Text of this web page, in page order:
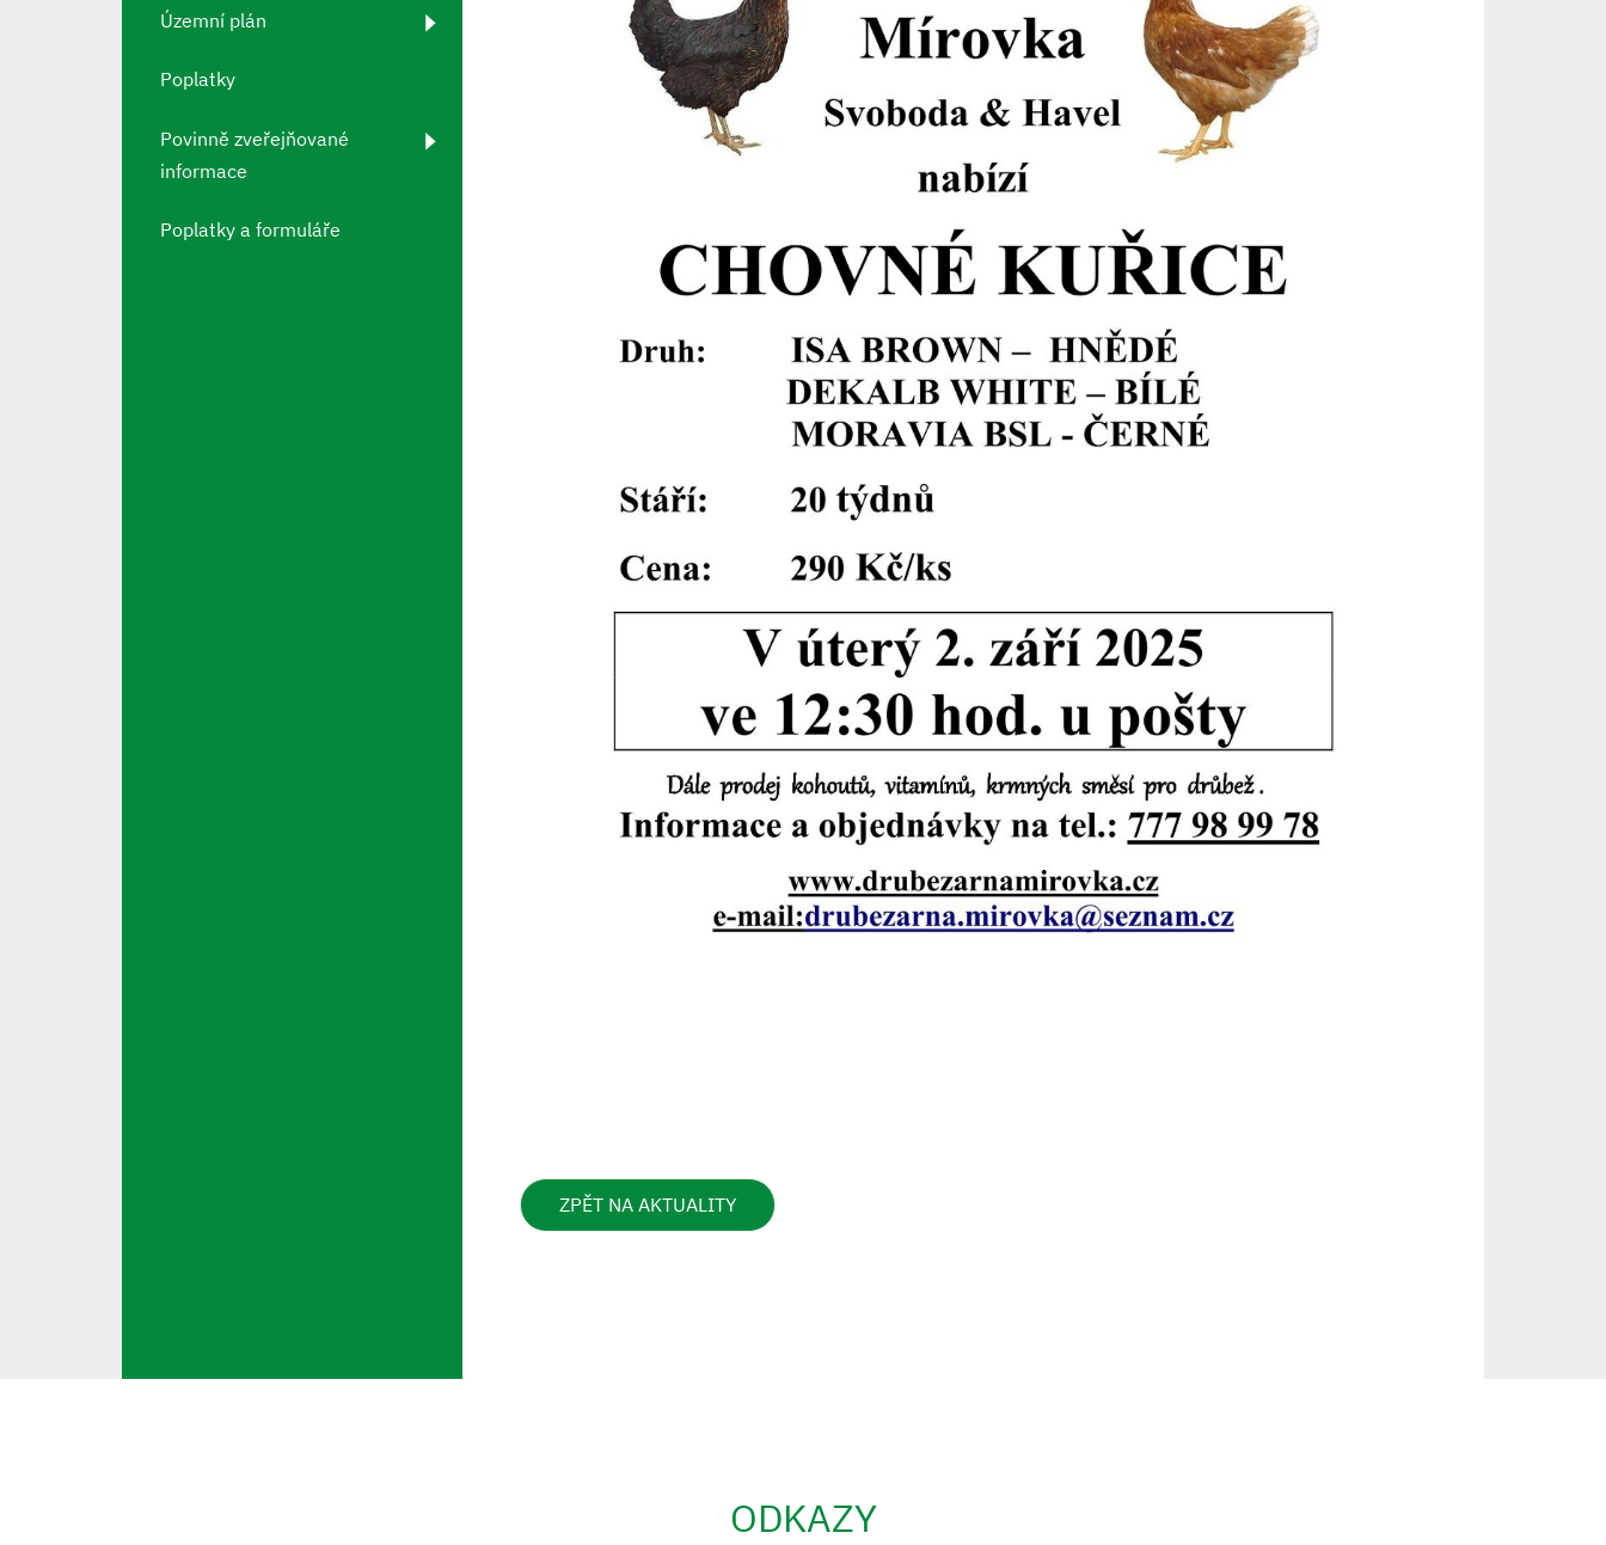
ZPĚT NA AKTUALITY
Územní plán
Poplatky
Povinně zveřejňované
informace
Poplatky a formuláře
ODKAZY